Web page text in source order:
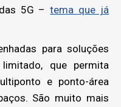
5G –tema que já
para soluções
que permita
e ponto-área
São muito mais